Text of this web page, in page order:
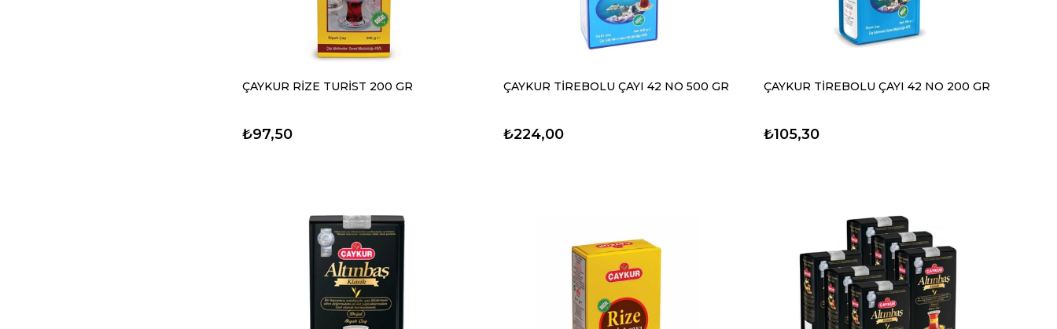
ÇAYKUR RİZE TURİST 200 GR
₺97,50
ÇAYKUR TİREBOLU ÇAYI 42 NO 500 GR
₺224,00
ÇAYKUR TİREBOLU ÇAYI 42 NO 200 GR
₺105,30